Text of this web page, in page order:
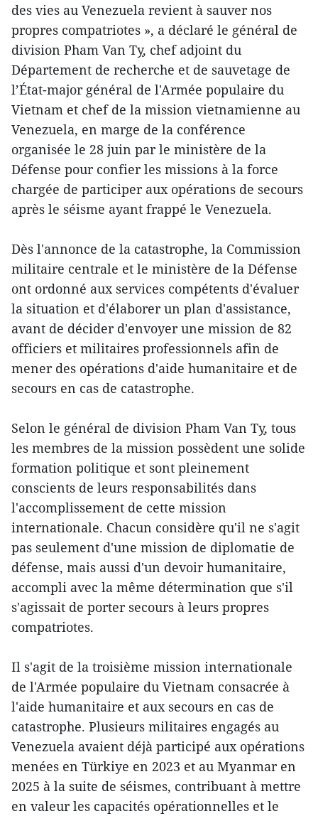
des vies au Venezuela revient à sauver nos
propres compatriotes », a déclaré le général de
division Pham Van Tỵ, chef adjoint du
Département de recherche et de sauvetage de
l’État-major général de l'Armée populaire du
Vietnam et chef de la mission vietnamienne au
Venezuela, en marge de la conférence
organisée le 28 juin par le ministère de la
Défense pour confier les missions à la force
chargée de participer aux opérations de secours
après le séisme ayant frappé le Venezuela.
Dès l'annonce de la catastrophe, la Commission
militaire centrale et le ministère de la Défense
ont ordonné aux services compétents d'évaluer
la situation et d'élaborer un plan d'assistance,
avant de décider d'envoyer une mission de 82
officiers et militaires professionnels afin de
mener des opérations d'aide humanitaire et de
secours en cas de catastrophe.
Selon le général de division Pham Van Tỵ, tous
les membres de la mission possèdent une solide
formation politique et sont pleinement
conscients de leurs responsabilités dans
l'accomplissement de cette mission
internationale. Chacun considère qu'il ne s'agit
pas seulement d'une mission de diplomatie de
défense, mais aussi d'un devoir humanitaire,
accompli avec la même détermination que s'il
s'agissait de porter secours à leurs propres
compatriotes.
Il s'agit de la troisième mission internationale
de l'Armée populaire du Vietnam consacrée à
l'aide humanitaire et aux secours en cas de
catastrophe. Plusieurs militaires engagés au
Venezuela avaient déjà participé aux opérations
menées en Türkiye en 2023 et au Myanmar en
2025 à la suite de séismes, contribuant à mettre
en valeur les capacités opérationnelles et le